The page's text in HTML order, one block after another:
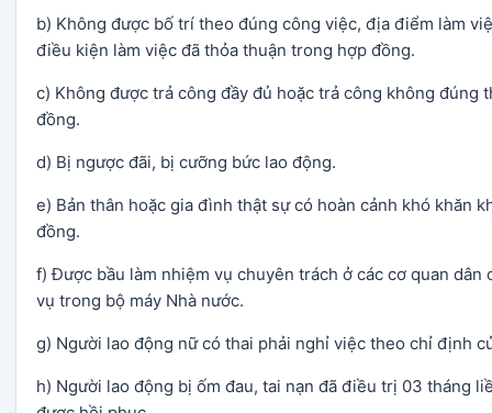
b) Không được bố trí theo đúng công việc, địa điểm làm
điều kiện làm việc đã thỏa thuận trong hợp đồng.
c) Không được trả công đầy đủ hoặc trả công không đúng
đồng.
d) Bị ngược đãi, bị cưỡng bức lao động.
e) Bản thân hoặc gia đình thật sự có hoàn cảnh khó khăn
đồng.
f) Được bầu làm nhiệm vụ chuyên trách ở các cơ quan
vụ trong bộ máy Nhà nước.
g) Người lao động nữ có thai phải nghỉ việc theo chỉ định
h) Người lao động bị ốm đau, tai nạn đã điều trị 03 tháng